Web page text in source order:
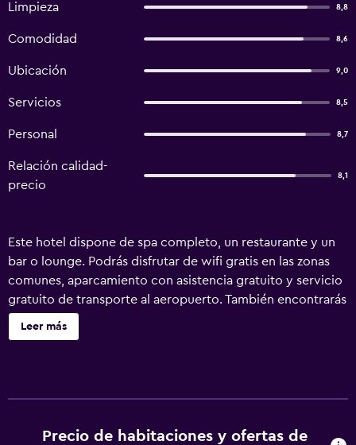
Limpieza 8,8
Comodidad 8,6
Ubicación 9,0
Servicios 8,5
Personal 8,7
Relación calidad-
precio
8,1
Este hotel dispone de spa completo, un restaurante y un
bar o lounge. Podrás disfrutar de wifi gratis en las zonas
comunes, aparcamiento con asistencia gratuito y servicio
gratuito de transporte al aeropuerto. También encontrarás
3 cafeterías, un bar-cafetería y una terraza en la azotea.
Vardan Resort n' Apartment ofrece 15 alojamientos con
por cable. Los baños están dotados de albornoces,
Leer más
Precio de habitaciones y ofertas de